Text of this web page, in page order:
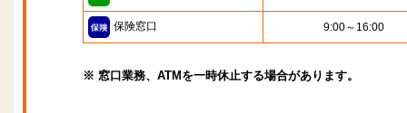
保険窓口 9:00～16:00
※ 窓口業務、ATMを一時休止する場合があります。